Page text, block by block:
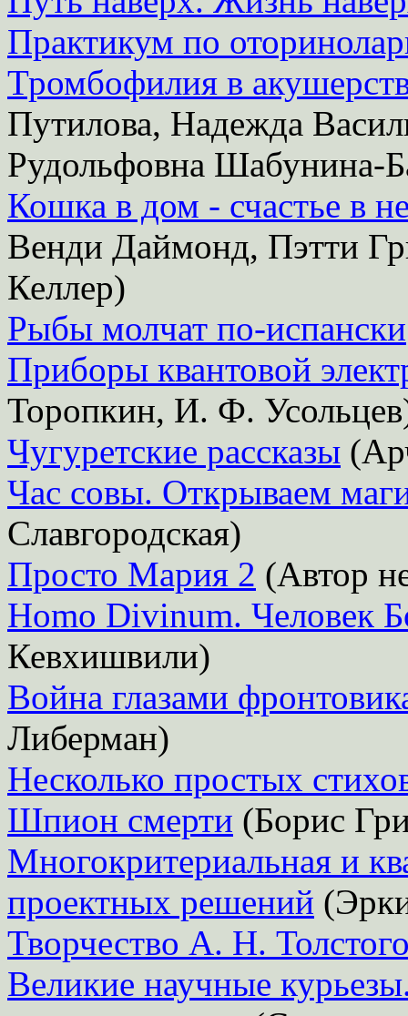
Практикум по
Тромбофилия в
Путилова, Надежда
Рудольфовна Шабунина-
Кошка в дом - счастье в
Венди Даймонд, Пэтти
Келлер)
Рыбы молчат по-испански
Приборы квантовой
Торопкин, И. Ф.
Чугуретские рассказы
Час совы. Открываем
Славгородская)
Просто Мария 2 (Автор
Homo Divinum. Человек
Кевхишвили)
Война глазами
Либерман)
Несколько простых
Шпион смерти (Борис
Многокритериальная и
проектных решений
Творчество А. Н.
Великие научные